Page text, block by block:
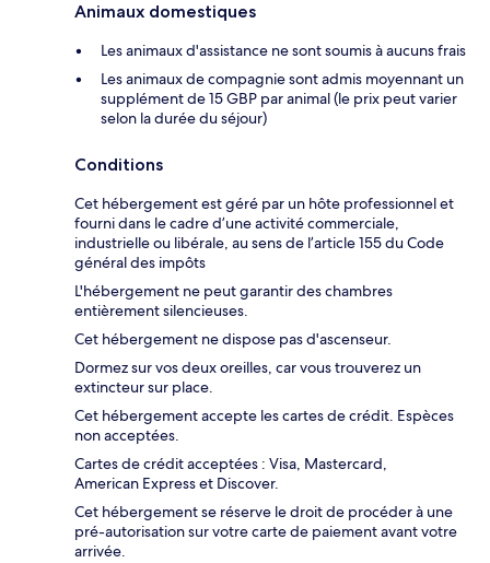
Animaux domestiques
Les animaux d'assistance ne sont soumis à aucuns frais
Les animaux de compagnie sont admis moyennant un
supplément de 15 GBP par animal (le prix peut varier
selon la durée du séjour)
Conditions
Cet hébergement est géré par un hôte professionnel et
fourni dans le cadre d’une activité commerciale,
industrielle ou libérale, au sens de l’article 155 du Code
général des impôts
L'hébergement ne peut garantir des chambres
entièrement silencieuses.
Cet hébergement ne dispose pas d'ascenseur.
Dormez sur vos deux oreilles, car vous trouverez un
extincteur sur place.
Cet hébergement accepte les cartes de crédit. Espèces
non acceptées.
Cartes de crédit acceptées : Visa, Mastercard,
American Express et Discover.
Cet hébergement se réserve le droit de procéder à une
pré-autorisation sur votre carte de paiement avant votre
arrivée.